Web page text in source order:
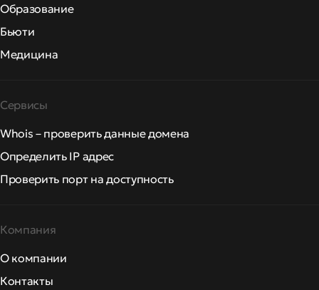
Образование
Бьюти
Медицина
Сервисы
Whois – проверить данные домена
Определить IP адрес
Проверить порт на доступность
Компания
О компании
Контакты